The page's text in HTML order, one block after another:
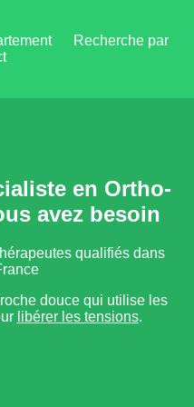
Recherche par
en Ortho-
avez besoin
qualifiés dans
douce qui utilise les
libérer les tensions.